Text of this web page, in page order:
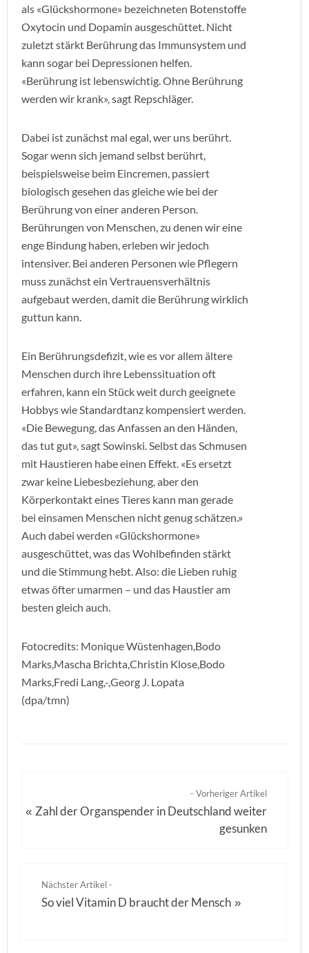
als «Glückshormone» bezeichneten Botenstoffe
Oxytocin und Dopamin ausgeschüttet. Nicht
zuletzt stärkt Berührung das Immunsystem und
kann sogar bei Depressionen helfen.
«Berührung ist lebenswichtig. Ohne Berührung
werden wir krank», sagt Repschläger.
Dabei ist zunächst mal egal, wer uns berührt.
Sogar wenn sich jemand selbst berührt,
beispielsweise beim Eincremen, passiert
biologisch gesehen das gleiche wie bei der
Berührung von einer anderen Person.
Berührungen von Menschen, zu denen wir eine
enge Bindung haben, erleben wir jedoch
intensiver. Bei anderen Personen wie Pflegern
muss zunächst ein Vertrauensverhältnis
aufgebaut werden, damit die Berührung wirklich
guttun kann.
Ein Berührungsdefizit, wie es vor allem ältere
Menschen durch ihre Lebenssituation oft
erfahren, kann ein Stück weit durch geeignete
Hobbys wie Standardtanz kompensiert werden.
«Die Bewegung, das Anfassen an den Händen,
das tut gut», sagt Sowinski. Selbst das Schmusen
mit Haustieren habe einen Effekt. «Es ersetzt
zwar keine Liebesbeziehung, aber den
Körperkontakt eines Tieres kann man gerade
bei einsamen Menschen nicht genug schätzen.»
Auch dabei werden «Glückshormone»
ausgeschüttet, was das Wohlbefinden stärkt
und die Stimmung hebt. Also: die Lieben ruhig
etwas öfter umarmen – und das Haustier am
besten gleich auch.
Fotocredits: Monique Wüstenhagen,Bodo
Marks,Mascha Brichta,Christin Klose,Bodo
Marks,Fredi Lang,-,Georg J. Lopata
(dpa/tmn)
- Vorheriger Artikel
«Zahl der Organspender in Deutschland weiter
gesunken
Nächster Artikel -
So viel Vitamin D braucht der Mensch »